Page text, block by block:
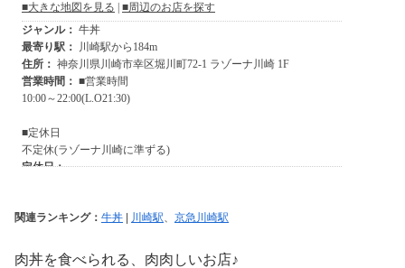
関連ランキング： 牛丼 川崎駅、 京急川崎駅
肉丼を食べられる、肉肉しいお店♪